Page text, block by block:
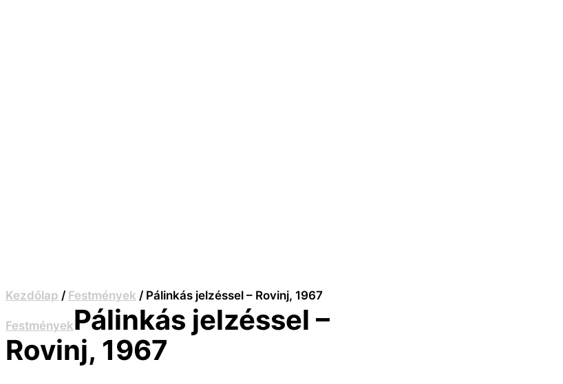
Kezdőlap / Festmények / Pálinkás jelzéssel – Rovinj, 1967
FestményekPálinkás jelzéssel –
Rovinj, 1967